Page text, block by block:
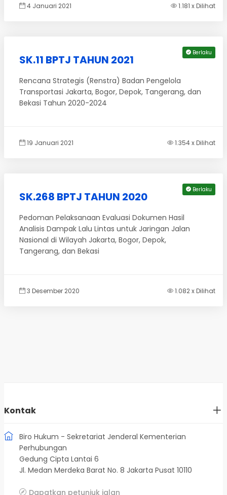
4 Januari 2021 1.181 x Dilihat
Berlaku
SK.11 BPTJ TAHUN 2021
Rencana Strategis (Renstra) Badan Pengelola
Transportasi Jakarta, Bogor, Depok, Tangerang, dan
Bekasi Tahun 2020-2024
19 Januari 2021 1.354 x Dilihat
Berlaku
SK.268 BPTJ TAHUN 2020
Pedoman Pelaksanaan Evaluasi Dokumen Hasil
Analisis Dampak Lalu Lintas untuk Jaringan Jalan
Nasional di Wilayah Jakarta, Bogor, Depok,
Tangerang, dan Bekasi
3 Desember 2020 1.082 x Dilihat
Kontak
Biro Hukum - Sekretariat Jenderal Kementerian
Perhubungan
Gedung Cipta Lantai 6
Jl. Medan Merdeka Barat No. 8 Jakarta Pusat 10110
Dapatkan petunjuk jalan